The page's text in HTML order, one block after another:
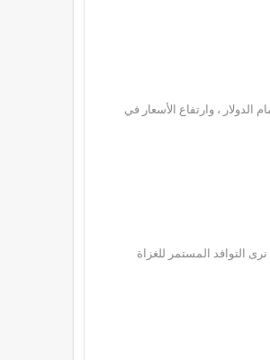
، وارتفاع الأسعار في
المستمر للغزاة